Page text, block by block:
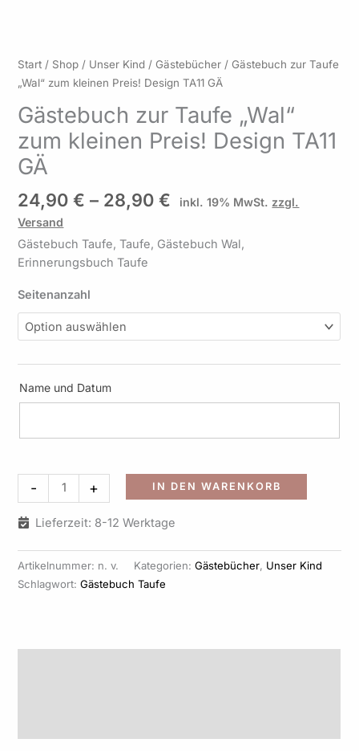
Start / Shop / Unser Kind / Gästebücher / Gästebuch zur Taufe
„Wal“ zum kleinen Preis! Design TA11 GÄ
Gästebuch zur Taufe „Wal“
zum kleinen Preis! Design TA11
GÄ
24,90€ – 28,90€
Preisspanne:
24,90 €
28,90 €
inkl. 19% MwSt. zzgl.
Versand
Gästebuch Taufe, Taufe, Gästebuch Wal,
Erinnerungsbuch Taufe
Seitenanzahl
Name und Datum
-
Gästebuch
zur
"Wal"
zum
kleinen
Preis!
Design
TA11
GÄ
Menge
+ IN DEN WARENKORB
Lieferzeit: 8-12 Werktage
Artikelnummer: n. v. Kategorien:Gästebücher, Unser Kind
Schlagwort:Gästebuch Taufe